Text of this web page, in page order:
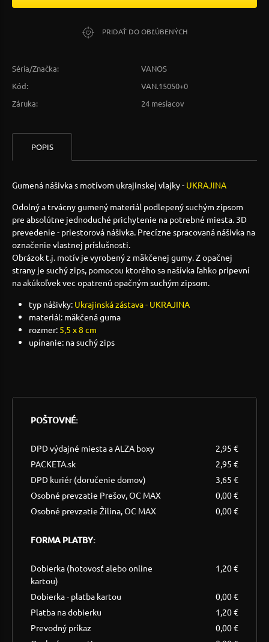
PRIDAŤ DO OBĽÚBENÝCH
Séria/Značka:
VANOS
Kód:
VAN.15050+0
Záruka:
24 mesiacov
POPIS
Gumená nášivka s motívom ukrajinskej vlajky - UKRAJINA
Odolný a trvácny gumený materiál podlepený suchým zipsom
pre absolútne jednoduché prichytenie na potrebné miesta. 3D
prevedenie - priestorová nášivka. Precízne spracovaná nášivka na
označenie vlastnej príslušnosti.
Obrázok t.j. motív je vyrobený z mäkčenej gumy. Z opačnej
strany je suchý zips, pomocou ktorého sa našívka ľahko pripevní
na akúkoľvek vec opatrenú opačným suchým zipsom.
typ nášivky: Ukrajinská zástava - UKRAJINA
materiál: mäkčená guma
rozmer: 5,5 x 8 cm
upínanie: na suchý zips
POŠTOVNÉ:
DPD výdajné miesta a ALZA boxy
2,95 €
PACKETA.sk
2,95 €
DPD kuriér (doručenie domov)
3,65 €
Osobné prevzatie Prešov, OC MAX
0,00 €
Osobné prevzatie Žilina, OC MAX
0,00 €
FORMA PLATBY:
Dobierka (hotovosť alebo online
kartou)
1,20 €
Dobierka - platba kartou
0,00 €
Platba na dobierku
1,20 €
Prevodný príkaz
0,00 €